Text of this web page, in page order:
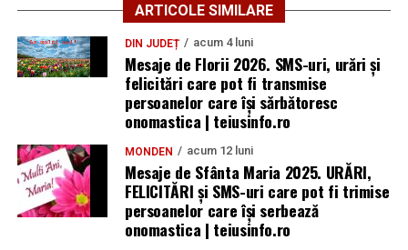
ARTICOLE SIMILARE
DIN JUDEȚ acum 4 luni
Mesaje de Florii 2026. SMS-uri, urări și
felicitări care pot fi transmise
persoanelor care îşi sărbătoresc
onomastica | teiusinfo.ro
MONDEN acum 12 luni
Mesaje de Sfânta Maria 2025. URĂRI,
FELICITĂRI și SMS-uri care pot fi trimise
persoanelor care își serbează
onomastica | teiusinfo.ro